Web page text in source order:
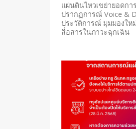
แผ่นดินไหวเขย่ายอดกา
ปรากฏการณ์ Voice &
ประวัติการณ์ มุมมองให
สื่อสารในภาวะฉุกเฉิน